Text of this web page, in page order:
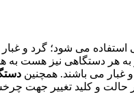
استفاده می شود؛ گرد و غبار
به هر دستگاهی نیز هست به
غبار می باشند. همچنین
حالت و کلید تغییر جهت